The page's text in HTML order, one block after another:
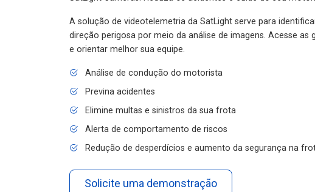
A solução de videotelemetria da SatLight serve para
direção perigosa por meio da análise de imagens. Acesse as
e orientar melhor sua equipe.
Análise de condução do motorista
Previna acidentes
Elimine multas e sinistros da sua frota
Alerta de comportamento de riscos
Redução de desperdícios e aumento da segurança na
Solicite uma demonstração